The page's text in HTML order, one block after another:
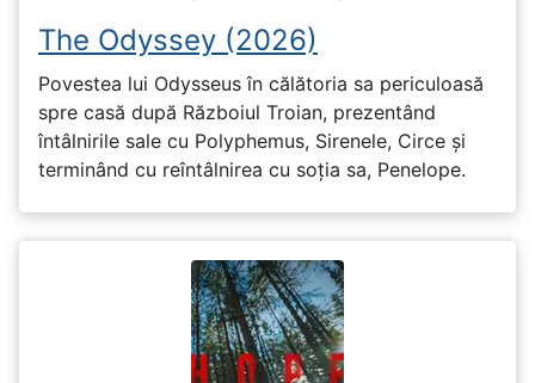
The Odyssey (2026)
Povestea lui Odysseus în călătoria sa periculoasă
spre casă după Războiul Troian, prezentând
întâlnirile sale cu Polyphemus, Sirenele, Circe și
terminând cu reîntâlnirea cu soția sa, Penelope.